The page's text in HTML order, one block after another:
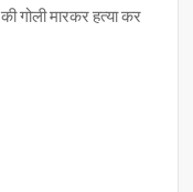
गोली मारकर हत्या कर